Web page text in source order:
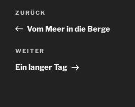
Beitragsnavigation
Vorheriger
Beitrag
ZURÜCK
Vom Meer in die Berge
Nächster
Beitrag
WEITER
Ein langer Tag